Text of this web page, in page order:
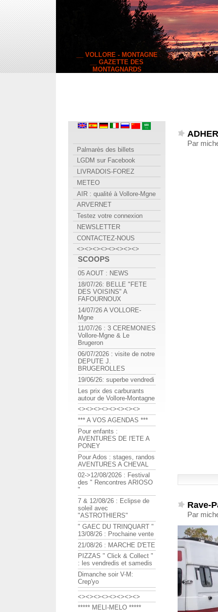
__ VOLLORE - MONTAGNE
__ GAZETTE DES
MONTAGNARDS
Par
Rave-
Par
Palmarès des billets
LGDM sur Facebook
LIVRADOIS-FOREZ
METEO
AIR : qualité à Vollore-Mgne
ARVERNET
Testez votre connexion
NEWSLETTER
CONTACTEZ-NOUS
<><><><><><><><>
SCOOPS
05 AOUT : NEWS
18/07/26: BELLE "FETE
DES VOISINS" A
FAFOURNOUX
14/07/26 A VOLLORE-
Mgne
11/07/26 : 3 CEREMONIES
Vollore-Mgne & Le
Brugeron
06/07/2026 : visite de notre
DEPUTE J.
BRUGEROLLES
19/06/26: superbe vendredi
Les prix des carburants
autour de Vollore-Montagne
<><><><><><><><>
*** A VOS AGENDAS ***
Pour enfants :
AVENTURES DE l'ETE A
PONEY
Pour Ados : stages, randos
AVENTURES A CHEVAL
02->12/08/2026 : Festival
des " Rencontres ARIOSO
"
7 & 12/08/26 : Eclipse de
soleil avec
"ASTROTHIERS"
" GAEC DU TRINQUART "
13/08/26 : Prochaine vente
21/08/26 : MARCHE D'ETE
PIZZAS " Click & Collect "
: les vendredis et samedis
Dimanche soir V-M:
Crep'yo
<><><><><><><><>
***** MELI-MELO *****